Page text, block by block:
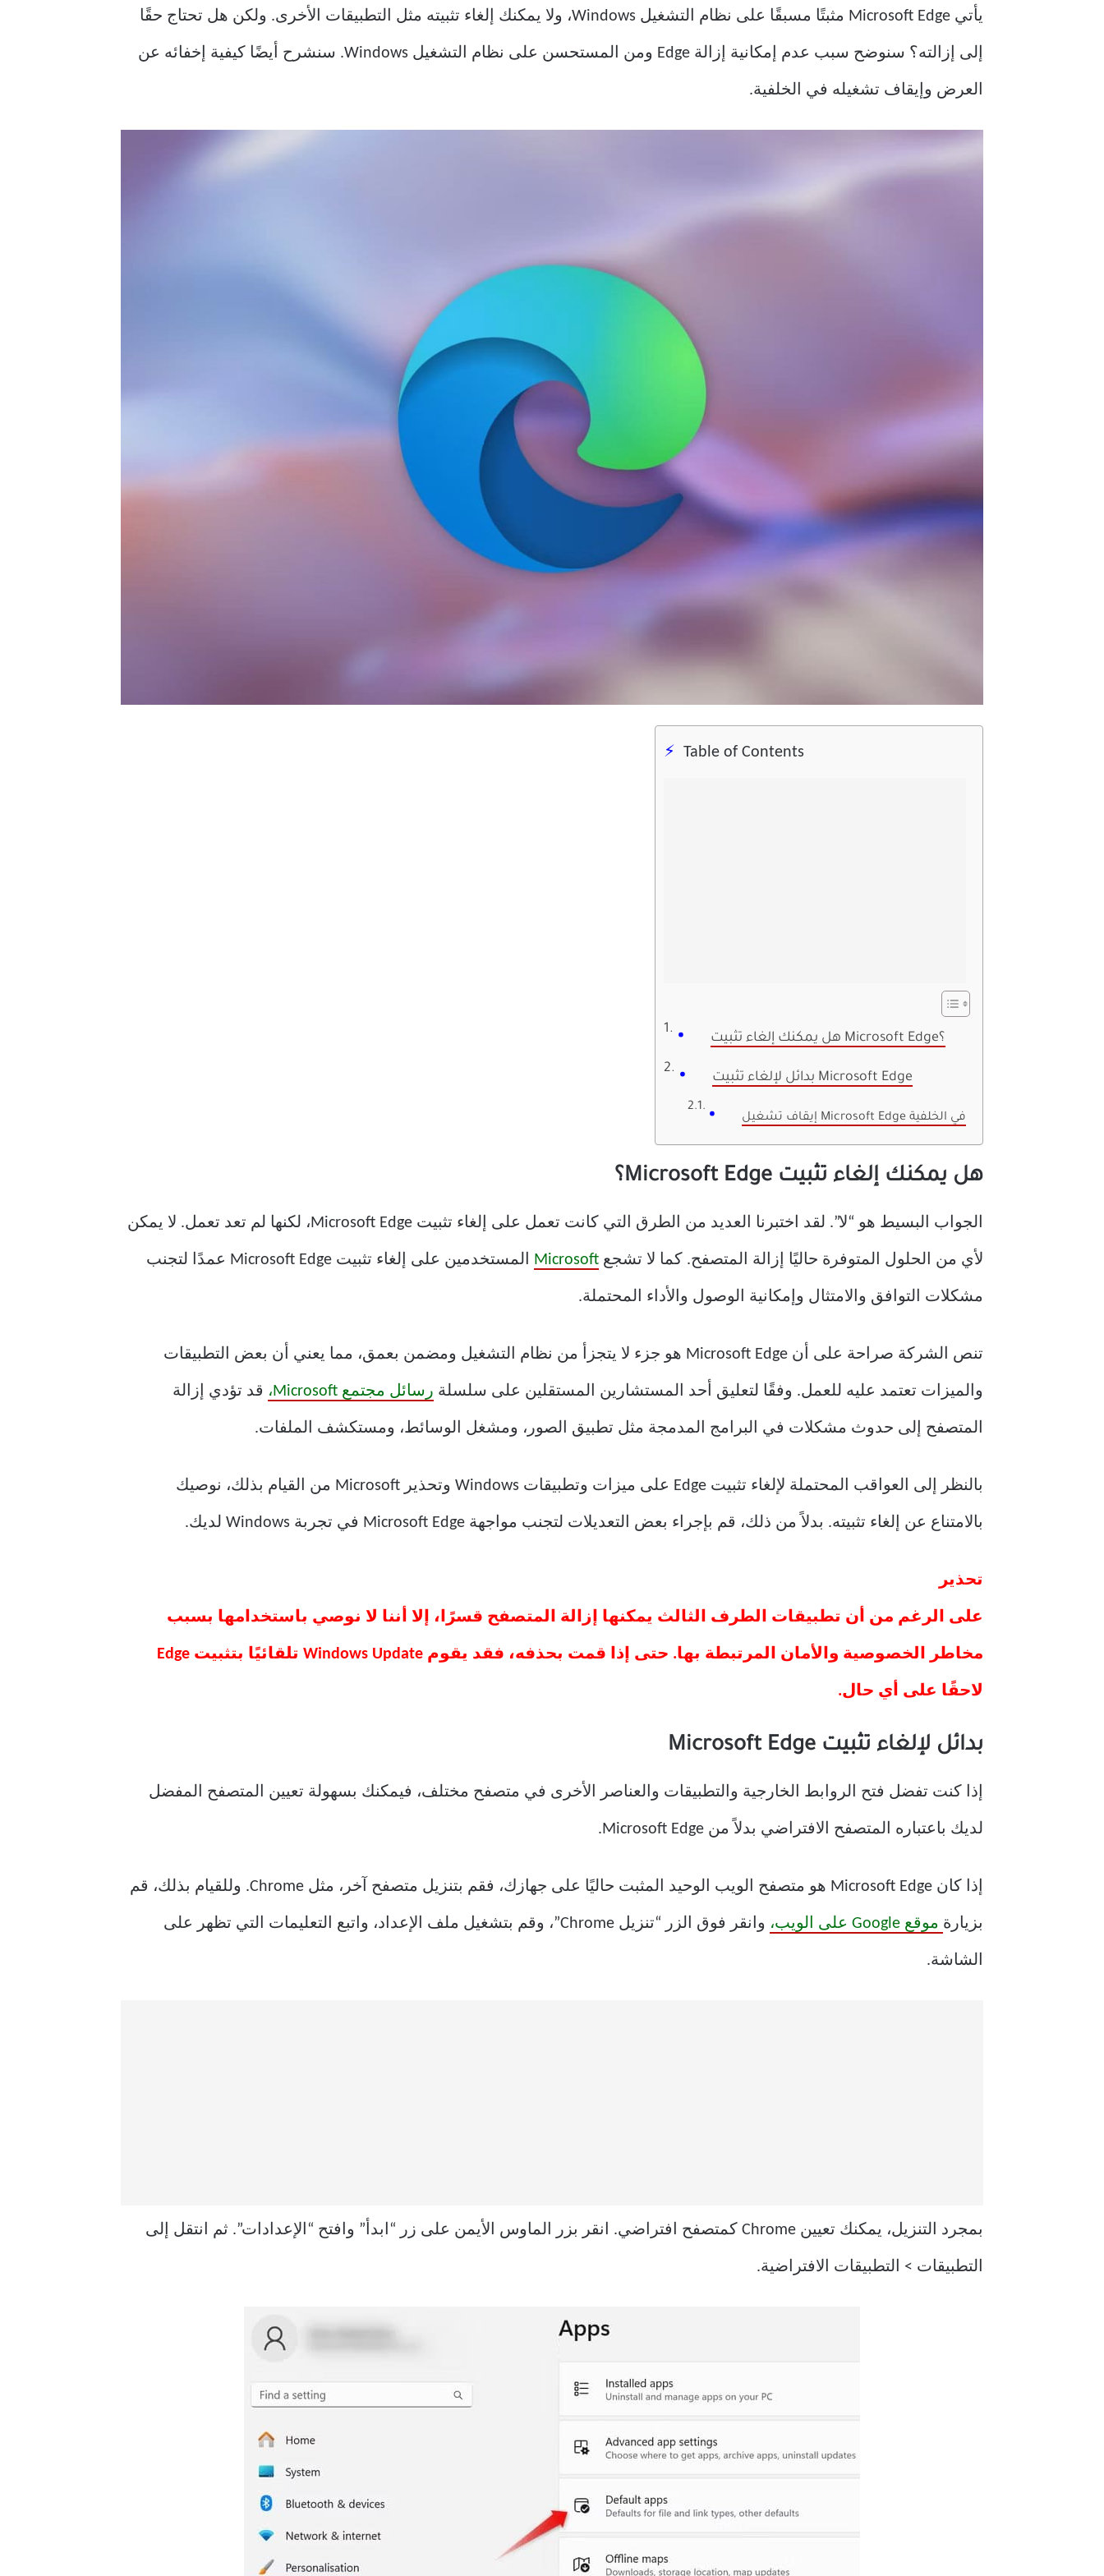
يأتي Microsoft Edge مثبتًا مسبقًا على نظام التشغيل Windows، ولا يمكنك إلغاء تثبيته مثل التطبيقات الأخرى. ولكن هل تحتاج حقًا
إلى إزالته؟ سنوضح سبب عدم إمكانية إزالة Edge ومن المستحسن على نظام التشغيل Windows. سنشرح أيضًا كيفية إخفائه عن
العرض وإيقاف تشغيله في الخلفية.
Table of Contents
هل يمكنك إلغاء تثبيت Microsoft Edge؟
بدائل لإلغاء تثبيت Microsoft Edge
إيقاف تشغيل Microsoft Edge في الخلفية
هل يمكنك إلغاء تثبيت Microsoft Edge؟
الجواب البسيط هو “لا”. لقد اختبرنا العديد من الطرق التي كانت تعمل على إلغاء تثبيت Microsoft Edge، لكنها لم تعد تعمل. لا يمكن
لأي من الحلول المتوفرة حاليًا إزالة المتصفح. كما لا تشجع Microsoft المستخدمين على إلغاء تثبيت Microsoft Edge عمدًا لتجنب
مشكلات التوافق والامتثال وإمكانية الوصول والأداء المحتملة.
تنص الشركة صراحة على أن Microsoft Edge هو جزء لا يتجزأ من نظام التشغيل ومضمن بعمق، مما يعني أن بعض التطبيقات
والميزات تعتمد عليه للعمل. وفقًا لتعليق أحد المستشارين المستقلين على سلسلة رسائل مجتمع Microsoft، قد تؤدي إزالة
المتصفح إلى حدوث مشكلات في البرامج المدمجة مثل تطبيق الصور، ومشغل الوسائط، ومستكشف الملفات.
بالنظر إلى العواقب المحتملة لإلغاء تثبيت Edge على ميزات وتطبيقات Windows وتحذير Microsoft من القيام بذلك، نوصيك
بالامتناع عن إلغاء تثبيته. بدلاً من ذلك، قم بإجراء بعض التعديلات لتجنب مواجهة Microsoft Edge في تجربة Windows لديك.
تحذير
على الرغم من أن تطبيقات الطرف الثالث يمكنها إزالة المتصفح قسرًا، إلا أننا لا نوصي باستخدامها بسبب
مخاطر الخصوصية والأمان المرتبطة بها. حتى إذا قمت بحذفه، فقد يقوم Windows Update تلقائيًا بتثبيت Edge
لاحقًا على أي حال.
بدائل لإلغاء تثبيت Microsoft Edge
إذا كنت تفضل فتح الروابط الخارجية والتطبيقات والعناصر الأخرى في متصفح مختلف، فيمكنك بسهولة تعيين المتصفح المفضل
لديك باعتباره المتصفح الافتراضي بدلاً من Microsoft Edge.
إذا كان Microsoft Edge هو متصفح الويب الوحيد المثبت حاليًا على جهازك، فقم بتنزيل متصفح آخر، مثل Chrome. وللقيام بذلك، قم
بزيارة موقع Google على الويب، وانقر فوق الزر “تنزيل Chrome”، وقم بتشغيل ملف الإعداد، واتبع التعليمات التي تظهر على
الشاشة.
بمجرد التنزيل، يمكنك تعيين Chrome كمتصفح افتراضي. انقر بزر الماوس الأيمن على زر “ابدأ” وافتح “الإعدادات”. ثم انتقل إلى
التطبيقات > التطبيقات الافتراضية.